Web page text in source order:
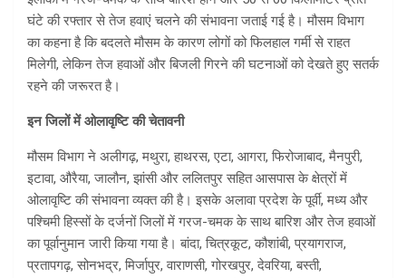
घंटे की रफ्तार से तेज हवाएं चलने की संभावना जताई गई है। मौसम विभाग
का कहना है कि बदलते मौसम के कारण लोगों को फिलहाल गर्मी से राहत
मिलेगी, लेकिन तेज हवाओं और बिजली गिरने की घटनाओं को देखते हुए सतर्क
रहने की जरूरत है।
इन जिलों में ओलावृष्टि की चेतावनी
मौसम विभाग ने अलीगढ़, मथुरा, हाथरस, एटा, आगरा, फिरोजाबाद, मैनपुरी,
इटावा, औरैया, जालौन, झांसी और ललितपुर सहित आसपास के क्षेत्रों में
ओलावृष्टि की संभावना व्यक्त की है। इसके अलावा प्रदेश के पूर्वी, मध्य और
पश्चिमी हिस्सों के दर्जनों जिलों में गरज-चमक के साथ बारिश और तेज हवाओं
का पूर्वानुमान जारी किया गया है। बांदा, चित्रकूट, कौशांबी, प्रयागराज,
प्रतापगढ़, सोनभद्र, मिर्जापुर, वाराणसी, गोरखपुर, देवरिया, बस्ती,